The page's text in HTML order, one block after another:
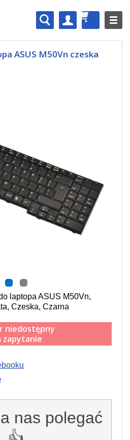
ASUS M50Vn czeska
laptopa ASUS M50Vn,
Czeska, Czarna
niedostępny
zapytanie
nas polegać